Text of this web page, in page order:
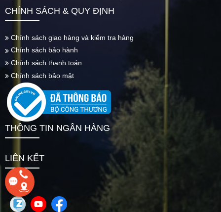
CHÍNH SÁCH & QUY ĐỊNH
Chính sách giao hàng và kiểm tra hàng
Chính sách bảo hành
Chính sách thanh toán
Chính sách bảo mật
THÔNG TIN NGÂN HÀNG
LIÊN KẾT